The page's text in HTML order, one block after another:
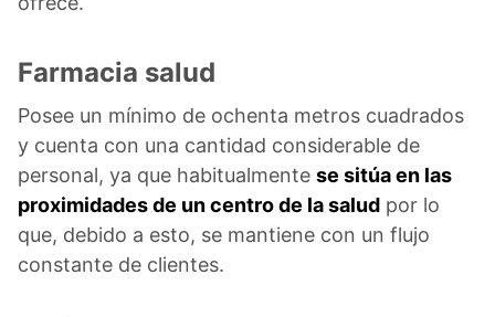
Farmacia salud
Posee un mínimo de ochenta metros cuadrados
y cuenta con una cantidad considerable de
personal, ya que habitualmente se sitúa en las
proximidades de un centro de la salud por lo
que, debido a esto, se mantiene con un flujo
constante de clientes.